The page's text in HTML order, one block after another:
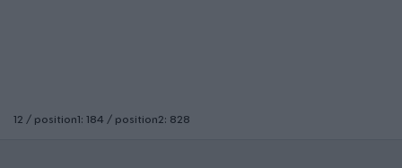
12 / position1: 184 / position2: 828